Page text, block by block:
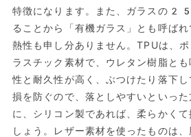
特徴になります。また、ガラスの
ることから「有機ガラス」とも呼ば
熱性も申し分ありません。TPUは、
ラスチック素材で、ウレタン樹脂と
性と耐久性が高く、ぶつけたり落下
損を防ぐので、落としやすいといっ
に、シリコン製であれば、柔らかく
しょう。レザー素材を使ったものは